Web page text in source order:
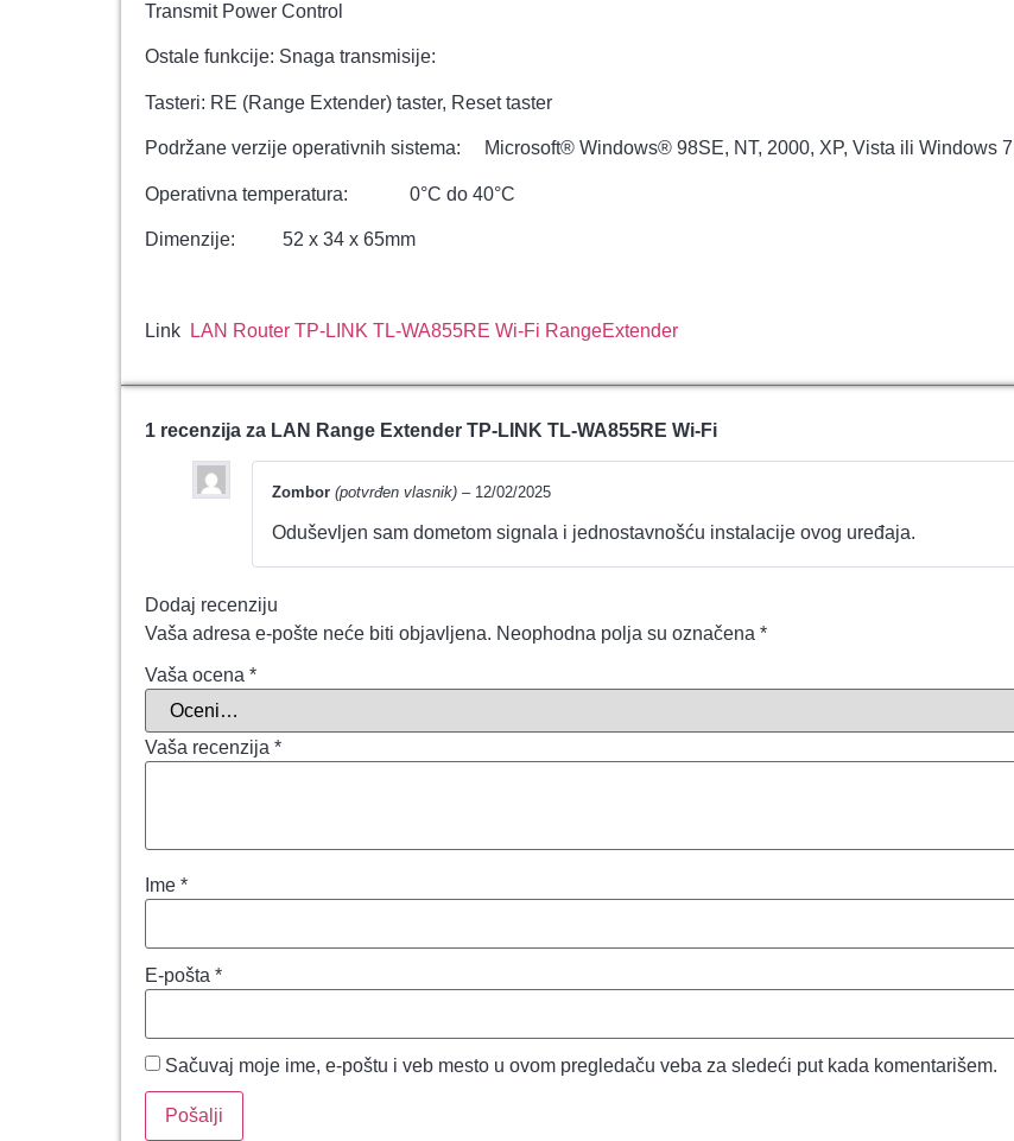
Transmit Power Control
Ostale funkcije: Snaga transmisije:
Tasteri: RE (Range Extender) taster, Reset taster
Podržane verzije operativnih sistema: Microsoft® Windows® 98SE, NT, 2000, XP, Vista ili Windows
Operativna temperatura: 0°C do 40°C
Dimenzije: 52 x 34 x 65mm
Link LAN Router TP-LINK TL-WA855RE Wi-Fi RangeExtender
1 recenzija za LAN Range Extender TP-LINK TL-WA855RE Wi-Fi
Zombor (potvrđen vlasnik) – 12/02/2025
Oduševljen sam dometom signala i jednostavnošću instalacije ovog uređaja.
Dodaj recenziju
Vaša adresa e-pošte neće biti objavljena. Neophodna polja su označena *
Vaša ocena *
Vaša recenzija *
Ime *
E-pošta *
Sačuvaj moje ime, e-poštu i veb mesto u ovom pregledaču veba za sledeći put kada komentarišem.